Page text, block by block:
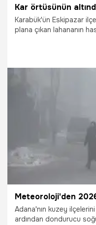
Karabük'ün Eskipazar
plana çıkan lahananın
Adana'nın kuzey
ardından dondurucu